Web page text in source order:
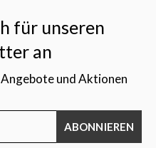
für unseren
an
und Aktionen
ABONNIEREN